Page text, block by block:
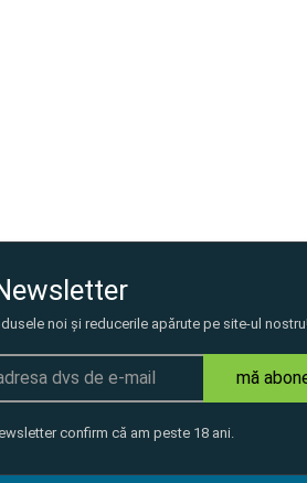
noi și reducerile apărute pe site-ul nostru!
mă
confirm că am peste 18 ani.